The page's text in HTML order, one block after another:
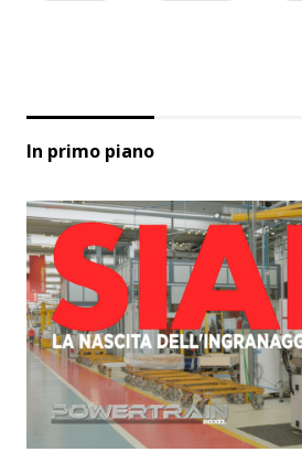
In primo piano